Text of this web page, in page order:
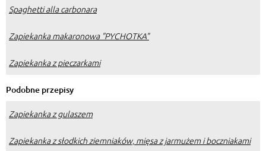
Spaghetti alla carbonara
Zapiekanka makaronowa "PYCHOTKA"
Zapiekanka z pieczarkami
Podobne przepisy
Zapiekanka z gulaszem
Zapiekanka z słodkich ziemniaków, mięsa z jarmużem i boczniakami